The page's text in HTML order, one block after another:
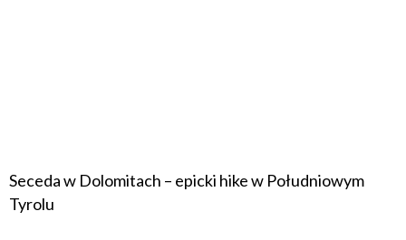
Seceda w Dolomitach – epicki hike w Południowym
Tyrolu